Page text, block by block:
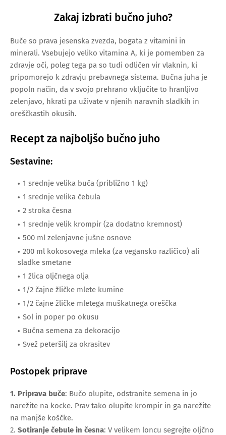
Zakaj izbrati bučno juho?
Buče so prava jesenska zvezda, bogata z vitamini in
minerali. Vsebujejo veliko vitamina A, ki je pomemben za
zdravje oči, poleg tega pa so tudi odličen vir vlaknin, ki
pripomorejo k zdravju prebavnega sistema. Bučna juha je
popoln način, da v svojo prehrano vključite to hranljivo
zelenjavo, hkrati pa uživate v njenih naravnih sladkih in
oreščkastih okusih.
Recept za najboljšo bučno juho
Sestavine:
1 srednje velika buča (približno 1 kg)
1 srednje velika čebula
2 stroka česna
1 srednje velik krompir (za dodatno kremnost)
500 ml zelenjavne jušne osnove
200 ml kokosovega mleka (za vegansko različico) ali
sladke smetane
1 žlica oljčnega olja
1/2 čajne žličke mlete kumine
1/2 čajne žličke mletega muškatnega oreščka
Sol in poper po okusu
Bučna semena za dekoracijo
Svež peteršilj za okrasitev
Postopek priprave
1. Priprava buče: Bučo olupite, odstranite semena in jo
narežite na kocke. Prav tako olupite krompir in ga narežite
na manjše koščke.
2. Sotiranje čebule in česna: V velikem loncu segrejte oljčno